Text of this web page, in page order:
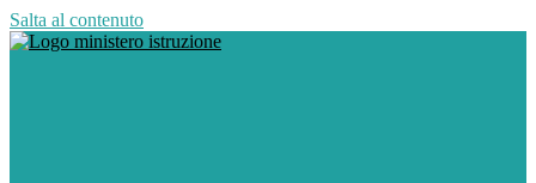
Salta al contenuto